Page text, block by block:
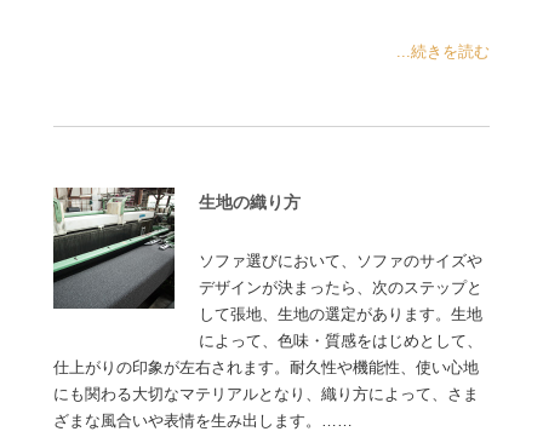
...続きを読む
生地の織り方
ソファ選びにおいて、ソファのサイズや
デザインが決まったら、次のステップと
して張地、生地の選定があります。生地
によって、色味・質感をはじめとして、
仕上がりの印象が左右されます。耐久性や機能性、使い心地
にも関わる大切なマテリアルとなり、織り方によって、さま
ざまな風合いや表情を生み出します。……